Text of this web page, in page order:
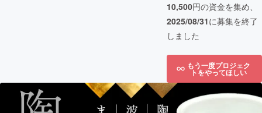
10,500円の資金を集め、
2025/08/31に募集を終了
しました
もう一度プロジェク
トをやってほしい